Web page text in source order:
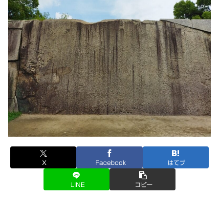
X Facebook はてブ
LINE コピー